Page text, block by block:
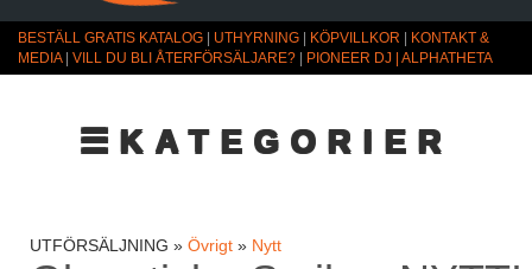
BESTÄLL GRATIS KATALOG UTHYRNING KÖPVILLKOR
KONTAKT &
MEDIA| VILL DU BLI ÅTERFÖRSÄLJARE? PIONEER DJ | ALPHATHETA
☰KATEGORIER
UTFÖRSÄLJNING » Övrigt » Nytt